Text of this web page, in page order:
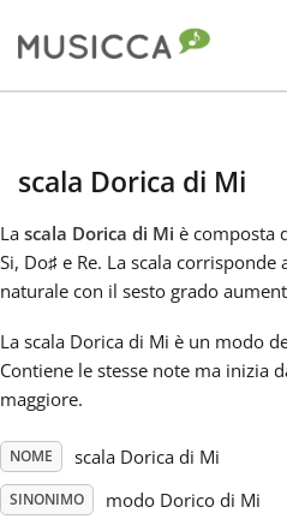
Deutsch
Español
scala Dorica di Mi
La scala Dorica di Mi è composta
Si, Do♯ e Re. La scala
naturale con il sesto grado
La scala Dorica di Mi è un modo
Contiene le stesse note ma inizia
maggiore.
NOME scala Dorica di Mi
SINONIMO modo Dorico di Mi